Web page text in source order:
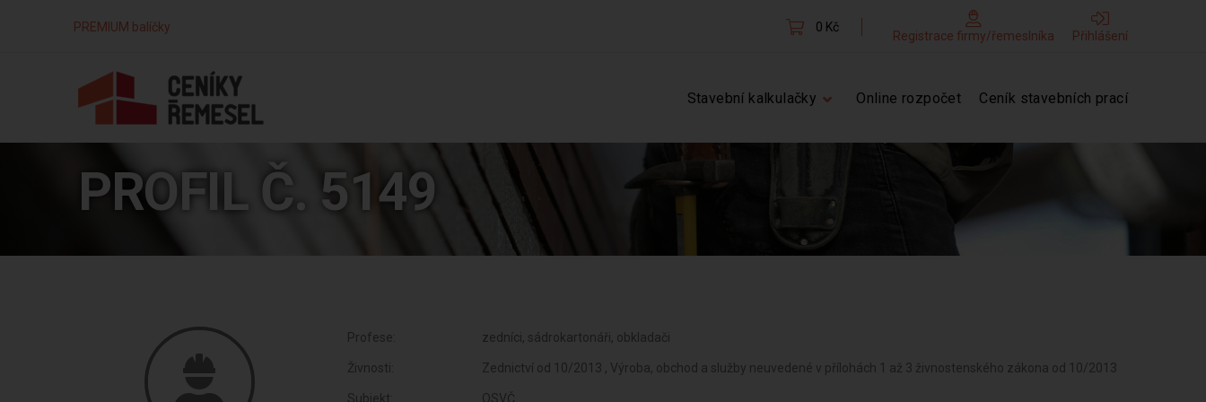
PREMIUM balíčky 0 Kč
Registrace firmy/řemeslníka Přihlášení
Stavební kalkulačky Online rozpočet Ceník stavebních prací
PROFIL Č. 5149
Profese: zedníci, sádrokartonáři, obkladači
Živnosti: Zednictví od 10/2013 , Výroba, obchod a služby neuvedené v přílohách 1 až 3 živnostenského zákona od 10/2013
Subjekt: OSVČ